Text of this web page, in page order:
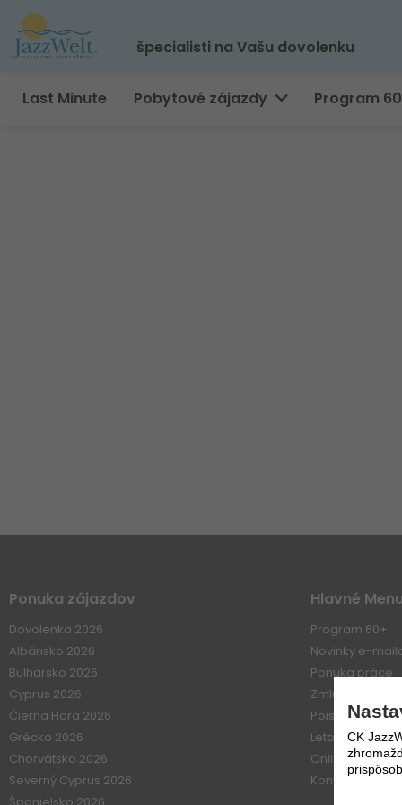
špecialisti na Vašu dovolenku
Last Minute Pobytové zájazdy Program
Ponuka zájazdov
Dovolenka 2026
Albánsko 2026
Bulharsko 2026
Cyprus 2026
Čierna Hora 2026
Grécko 2026
Chorvátsko 2026
Severný Cyprus 2026
Hlavné Menu
Program 60+
Novinky e-
Ponuka práce
Zmluvné
Poistenie
Letové
Online platba
Kontakt
CK